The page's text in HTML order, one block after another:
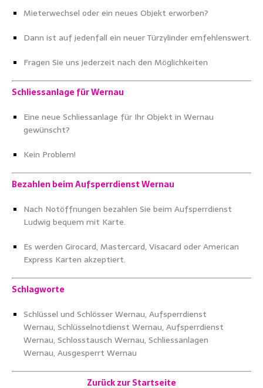
Mieterwechsel oder ein neues Objekt erworben?
Dann ist auf jedenfall ein neuer Türzylinder emfehlenswert.
Fragen Sie uns jederzeit nach den Möglichkeiten
Schliessanlage für Wernau
Eine neue Schliessanlage für Ihr Objekt in Wernau
gewünscht?
Kein Problem!
Bezahlen beim Aufsperrdienst Wernau
Nach Notöffnungen bezahlen Sie beim Aufsperrdienst
Ludwig bequem mit Karte.
Es werden Girocard, Mastercard, Visacard oder American
Express Karten akzeptiert.
Schlagworte
Schlüssel und Schlösser Wernau, Aufsperrdienst
Wernau, Schlüsselnotdienst Wernau, Aufsperrdienst
Wernau, Schlosstausch Wernau, Schliessanlagen
Wernau, Ausgesperrt Wernau
Zurück zur Startseite